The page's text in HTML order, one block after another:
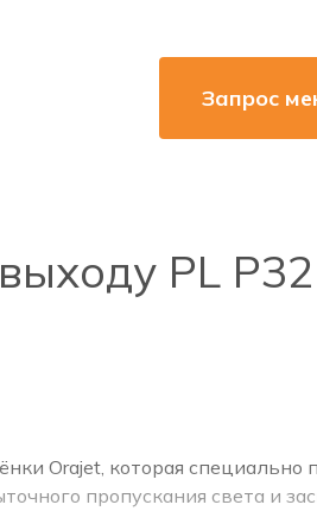
Запрос
PL
Orajet, которая
пропускания света и